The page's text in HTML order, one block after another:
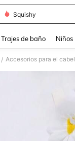
Squishy
Trajes de baño Niños
/ Accesorios para el